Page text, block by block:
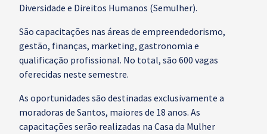
Diversidade e Direitos Humanos (Semulher).
São capacitações nas áreas de empreendedorismo,
gestão, finanças, marketing, gastronomia e
qualificação profissional. No total, são 600 vagas
oferecidas neste semestre.
As oportunidades são destinadas exclusivamente a
moradoras de Santos, maiores de 18 anos. As
capacitações serão realizadas na Casa da Mulher